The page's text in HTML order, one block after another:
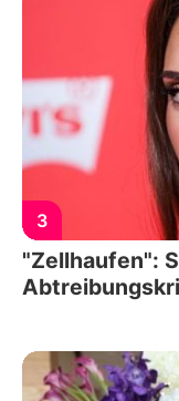
3
"Zellhaufen":